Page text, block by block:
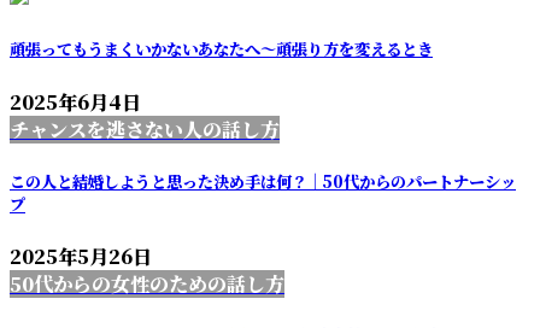
頑張ってもうまくいかないあなたへ～頑張り方を変えるとき
2025年6月4日
チャンスを逃さない人の話し方
この人と結婚しようと思った決め手は何？｜50代からのパートナーシッ
プ
2025年5月26日
50代からの女性のための話し方